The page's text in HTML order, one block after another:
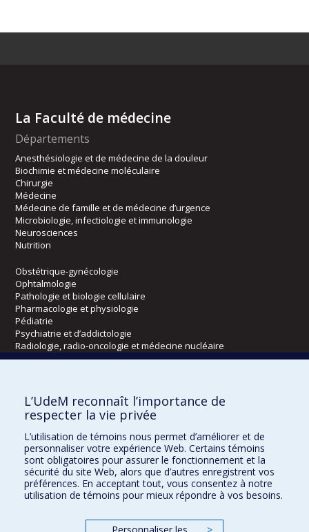
La Faculté de médecine
Départements
Anesthésiologie et de médecine de la douleur
Biochimie et médecine moléculaire
Chirurgie
Médecine
Médecine de famille et de médecine d’urgence
Microbiologie, infectiologie et immunologie
Neurosciences
Nutrition
Obstétrique-gynécologie
Ophtalmologie
Pathologie et biologie cellulaire
Pharmacologie et physiologie
Pédiatrie
Psychiatrie et d’addictologie
Radiologie, radio-oncologie et médecine nucléaire
Écoles
Kinésiologie et des sciences de l’activité physique
Orthophonie et audiologie
Réadaptation
Directions
DPC
CPASS
L’UdeM reconnaît l’importance de
respecter la vie privée
L’utilisation de témoins nous permet d’améliorer et de
personnaliser votre expérience Web. Certains témoins
sont obligatoires pour assurer le fonctionnement et la
sécurité du site Web, alors que d’autres enregistrent vos
préférences. En acceptant tout, vous consentez à notre
utilisation de témoins pour mieux répondre à vos besoins.